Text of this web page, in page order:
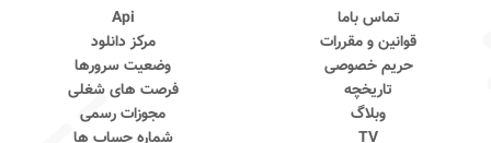
کارشناس مشاوره و فروش
جهت ارتباط در پیامرسان بله کلیک کنید
تماس تلفنی با کارشناس فروش
09031094646
تماس باما
قوانین و مقررات
حریم خصوصی
تاریخچه
وبلاگ
Api
مرکز دانلود
وضعیت سرورها
فرصت های شغلی
مجوزات رسمی